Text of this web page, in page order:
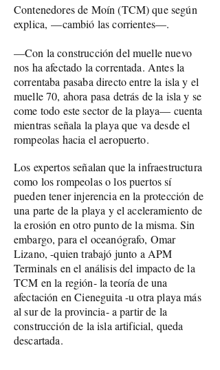
Contenedores de Moín (TCM) que según
explica,—cambió las corrientes—.
—Con la construcción del muelle nuevo
nos ha afectado la correntada. Antes la
correntaba pasaba directo entre la isla y el
muelle 70, ahora pasa detrás de la isla y se
come todo este sector de la playa— cuenta
mientras señala la playa que va desde el
rompeolas hacia el aeropuerto.
Los expertos señalan que la infraestructura
como los rompeolas o los puertos sí
pueden tener injerencia en la protección de
una parte de la playa y el aceleramiento de
la erosión en otro punto de la misma. Sin
embargo, para el oceanógrafo, Omar
Lizano, -quien trabajó junto a APM
Terminals en el análisis del impacto de la
TCM en la región- la teoría de una
afectación en Cieneguita -u otra playa más
al sur de la provincia- a partir de la
construcción de la isla artificial, queda
descartada.